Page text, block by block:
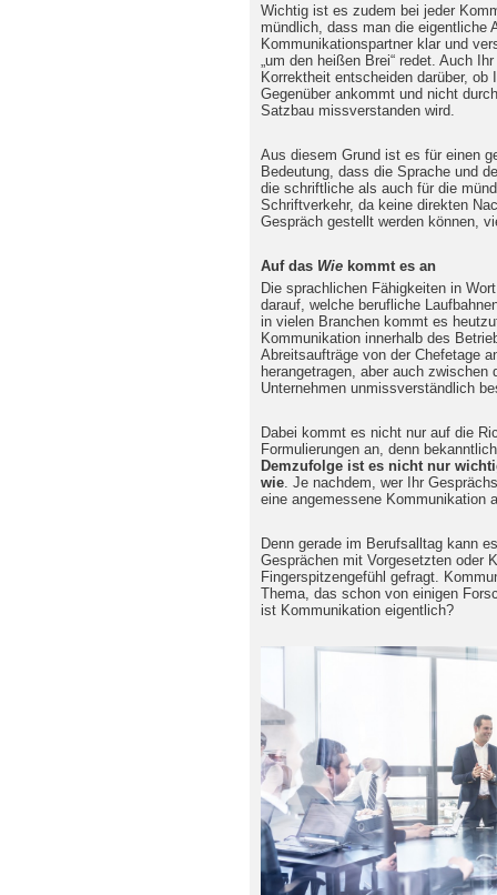
Wichtig ist es zudem bei jeder
mündlich, dass man die eigentliche
Kommunikationspartner klar und
„um den heißen Brei“ redet. Auch
Korrektheit entscheiden darüber,
Gegenüber ankommt und nicht
Satzbau missverstanden wird.
Aus diesem Grund ist es für einen
Bedeutung, dass die Sprache und
die schriftliche als auch für die
Schriftverkehr, da keine direkten
Gespräch gestellt werden können,
Auf das Wie kommt es an
Die sprachlichen Fähigkeiten in
darauf, welche berufliche
in vielen Branchen kommt es
Kommunikation innerhalb des
Abreitsaufträge von der Chefetage
herangetragen, aber auch
Unternehmen unmissverständlich
Dabei kommt es nicht nur auf die
Formulierungen an, denn
Demzufolge ist es nicht nur
wie . Je nachdem, wer Ihr
eine angemessene Kommunikation
Denn gerade im Berufsalltag kann
Gesprächen mit Vorgesetzten oder
Fingerspitzengefühl gefragt.
Thema, das schon von einigen
ist Kommunikation eigentlich?